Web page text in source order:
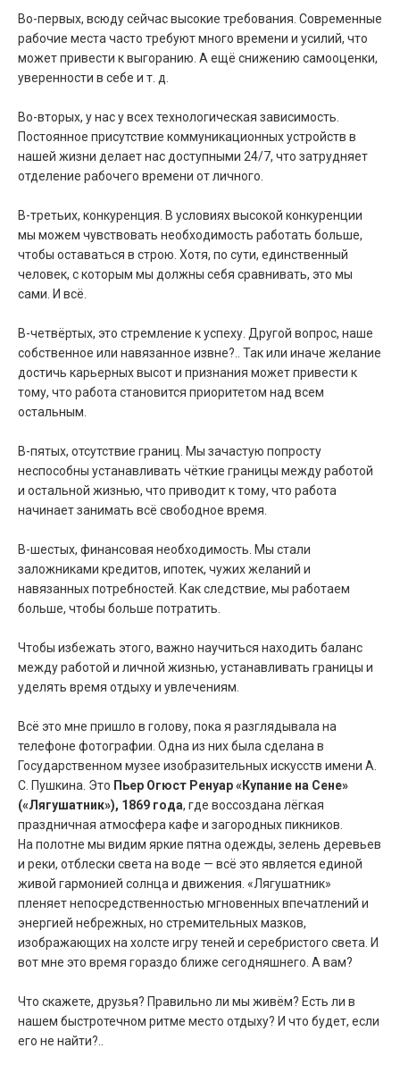
Во-первых, всюду сейчас высокие требования. Современные
рабочие места часто требуют много времени и усилий, что
может привести к выгоранию. А ещё снижению самооценки,
уверенности в себе и т. д.
Во-вторых, у нас у всех технологическая зависимость.
Постоянное присутствие коммуникационных устройств в
нашей жизни делает нас доступными 24/7, что затрудняет
отделение рабочего времени от личного.
В-третьих, конкуренция. В условиях высокой конкуренции
мы можем чувствовать необходимость работать больше,
чтобы оставаться в строю. Хотя, по сути, единственный
человек, с которым мы должны себя сравнивать, это мы
сами. И всё.
В-четвёртых, это стремление к успеху. Другой вопрос, наше
собственное или навязанное извне?.. Так или иначе желание
достичь карьерных высот и признания может привести к
тому, что работа становится приоритетом над всем
остальным.
В-пятых, отсутствие границ. Мы зачастую попросту
неспособны устанавливать чёткие границы между работой
и остальной жизнью, что приводит к тому, что работа
начинает занимать всё свободное время.
В-шестых, финансовая необходимость. Мы стали
заложниками кредитов, ипотек, чужих желаний и
навязанных потребностей. Как следствие, мы работаем
больше, чтобы больше потратить.
Чтобы избежать этого, важно научиться находить баланс
между работой и личной жизнью, устанавливать границы и
уделять время отдыху и увлечениям.
Всё это мне пришло в голову, пока я разглядывала на
телефоне фотографии. Одна из них была сделана в
Государственном музее изобразительных искусств имени А.
С. Пушкина. Это Пьер Огюст Ренуар «Купание на Сене»
(«Лягушатник»), 1869 года, где воссоздана лёгкая
праздничная атмосфера кафе и загородных пикников.
На полотне мы видим яркие пятна одежды, зелень деревьев
и реки, отблески света на воде — всё это является единой
живой гармонией солнца и движения. «Лягушатник»
пленяет непосредственностью мгновенных впечатлений и
энергией небрежных, но стремительных мазков,
изображающих на холсте игру теней и серебристого света. И
вот мне это время гораздо ближе сегодняшнего. А вам?
Что скажете, друзья? Правильно ли мы живём? Есть ли в
нашем быстротечном ритме место отдыху? И что будет, если
его не найти?..